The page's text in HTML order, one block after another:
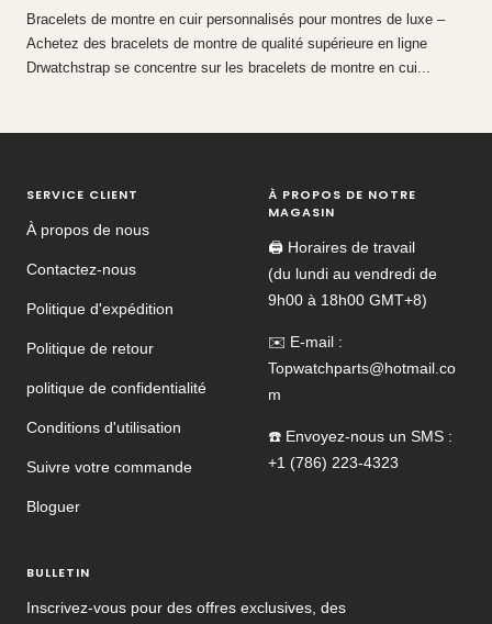
Bracelets de montre en cuir personnalisés pour montres de luxe –
Achetez des bracelets de montre de qualité supérieure en ligne
Drwatchstrap se concentre sur les bracelets de montre en cui...
SERVICE CLIENT
À propos de nous
Contactez-nous
Politique d'expédition
Politique de retour
politique de confidentialité
Conditions d'utilisation
Suivre votre commande
Bloguer
À PROPOS DE NOTRE
MAGASIN
🖨️ Horaires de travail
(du lundi au vendredi de
9h00 à 18h00 GMT+8)
✉️ E-mail :
Topwatchparts@hotmail.co
m
☎️ Envoyez-nous un SMS :
+1 (786) 223-4323
BULLETIN
Inscrivez-vous pour des offres exclusives, des